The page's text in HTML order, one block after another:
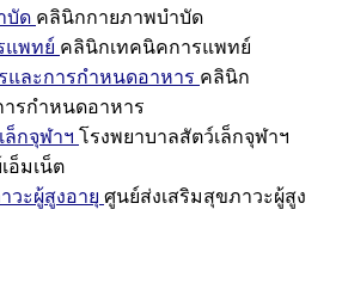
บัด คลินิกกายภาพบำบัด
แพทย์ คลินิกเทคนิคการแพทย์
ละการกำหนดอาหาร คลินิก
รกำหนดอาหาร
ล็กจุฬาฯ โรงพยาบาลสัตว์เล็กจุฬาฯ
อ็มเน็ต
วะผู้สูงอายุ ศูนย์ส่งเสริมสุขภาวะผู้สูง